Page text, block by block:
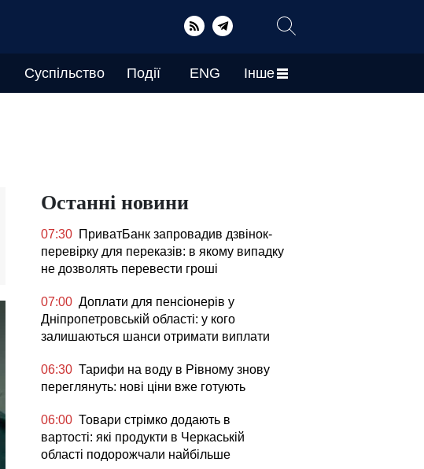
Суспільство Події ENG Інше
Останні новини
07:30 ПриватБанк запровадив дзвінок-
перевірку для переказів: в якому випадку
не дозволять перевести гроші
07:00 Доплати для пенсіонерів у
Дніпропетровській області: у кого
залишаються шанси отримати виплати
06:30 Тарифи на воду в Рівному знову
переглянуть: нові ціни вже готують
06:00 Товари стрімко додають в
вартості: які продукти в Черкаській
області подорожчали найбільше